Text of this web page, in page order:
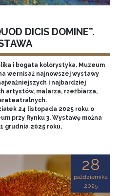
DICIS DOMINE”.
i bogata kolorystyka. Muzeum
wernisaż najnowszej wystawy
i najbardziej
artystów, malarza, rzeźbiarza,
24 listopada 2025 roku o
przy Rynku 3. Wystawę można
grudnia 2025 roku.
28
października
2025